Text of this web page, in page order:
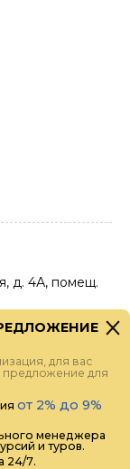
д. 4А, помещ.
для вас
предложение для
от 2% до 9%
менеджера
и туров.
24/7.